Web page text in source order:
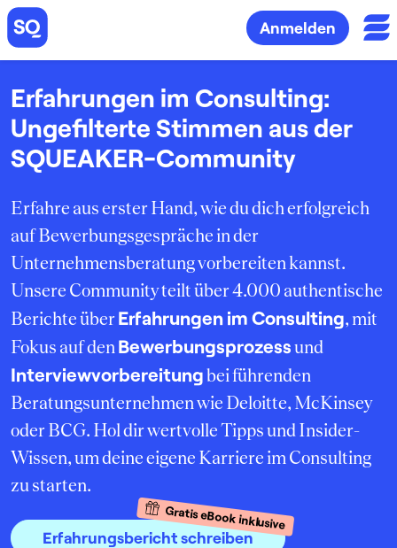
Anmelden
Erfahrungen im Consulting:
Ungefilterte Stimmen aus der
SQUEAKER-Community
Erfahre aus erster Hand, wie du dich erfolgreich
auf Bewerbungsgespräche in der
Unternehmensberatung vorbereiten kannst.
Unsere Community teilt über 4.000 authentische
Berichte überErfahrungen im Consulting, mit
Fokus auf den Bewerbungsprozessund
Interviewvorbereitungbei führenden
Beratungsunternehmen wie Deloitte, McKinsey
oder BCG. Hol dir wertvolle Tipps und Insider-
Wissen, um deine eigene Karriere im Consulting
zu starten.
Erfahrungsbericht schreiben
Gratis eBook inklusive